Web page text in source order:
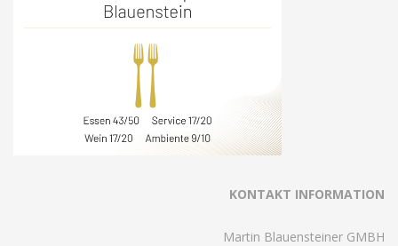
KONTAKT INFORMATION
Martin Blauensteiner GMBH